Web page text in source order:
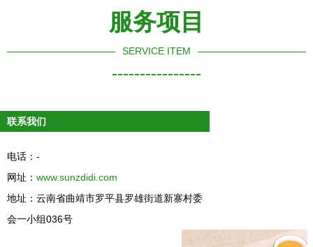
服务项目
SERVICE ITEM
----------------
联系我们
电话：-
网址： www.sunzdidi.com
地址：云南省曲靖市罗平县罗雄街道新寨村委
会一小组036号